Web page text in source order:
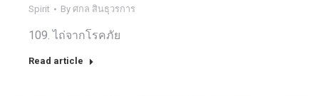
Spirit By ศกล สินธุวรการ
109. ไถ่จากโรคภัย
Read article